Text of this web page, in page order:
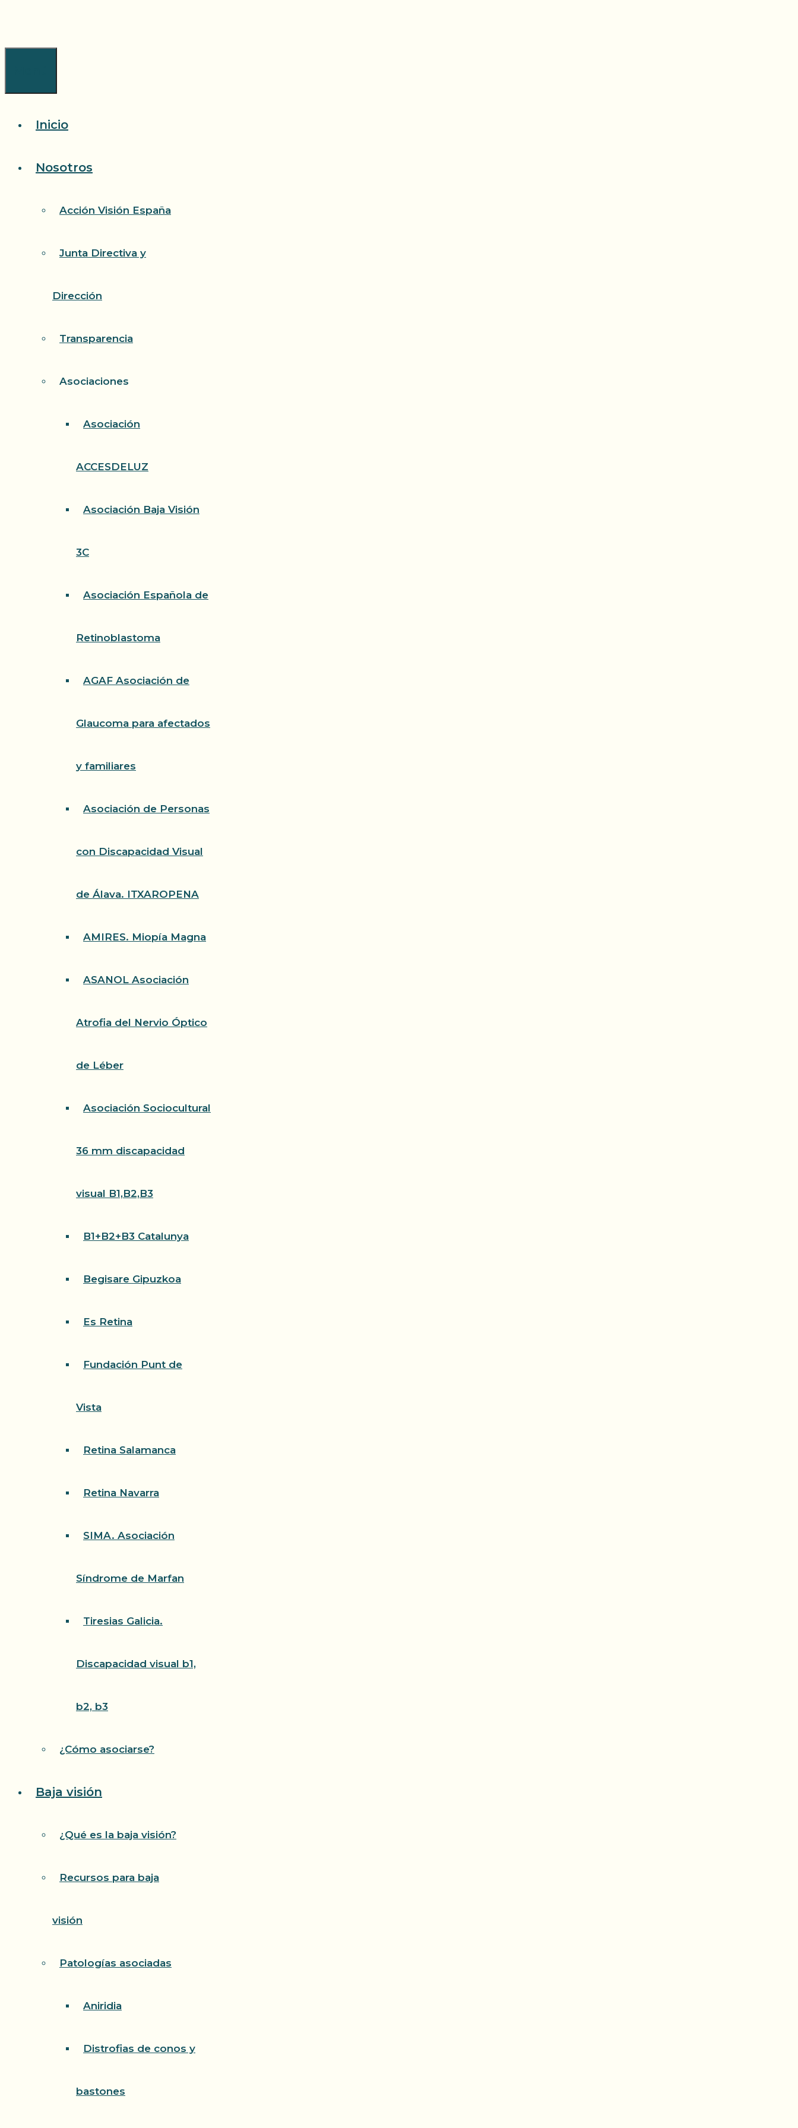
Inicio
Nosotros
Acción Visión España
Junta Directiva y
Dirección
Transparencia
Asociaciones
Asociación
ACCESDELUZ
Asociación Baja Visión
3C
Asociación Española de
Retinoblastoma
AGAF Asociación de
Glaucoma para afectados
y familiares
Asociación de Personas
con Discapacidad Visual
de Álava. ITXAROPENA
AMIRES. Miopía Magna
ASANOL Asociación
Atrofia del Nervio Óptico
de Léber
Asociación Sociocultural
36 mm discapacidad
visual B1,B2,B3
B1+B2+B3 Catalunya
Begisare Gipuzkoa
Es Retina
Fundación Punt de
Vista
Retina Salamanca
Retina Navarra
SIMA. Asociación
Síndrome de Marfan
Tiresias Galicia.
Discapacidad visual b1,
b2, b3
¿Cómo asociarse?
Baja visión
¿Qué es la baja visión?
Recursos para baja
visión
Patologías asociadas
Aniridia
Distrofias de conos y
bastones